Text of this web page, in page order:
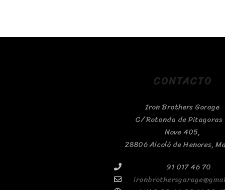
CONTACTO
Iron Brothers Garage
C/ Rotonda de Pitagoras
Nave 405,
28806 Alcalá de Henares,
91 017 46 70